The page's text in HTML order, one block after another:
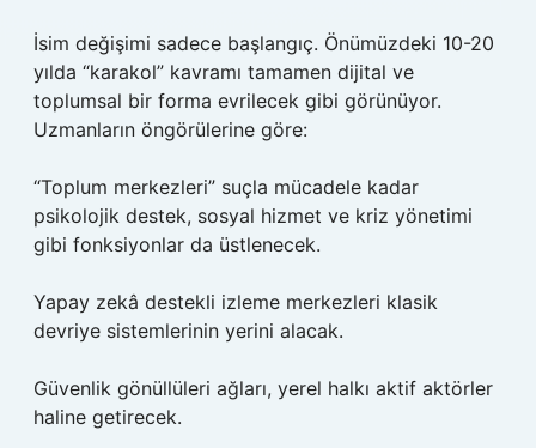
İsim değişimi sadece başlangıç. Önümüzdeki 10-20
yılda “karakol” kavramı tamamen dijital ve
toplumsal bir forma evrilecek gibi görünüyor.
Uzmanların öngörülerine göre:
“Toplum merkezleri” suçla mücadele kadar
psikolojik destek, sosyal hizmet ve kriz yönetimi
gibi fonksiyonlar da üstlenecek.
Yapay zekâ destekli izleme merkezleri klasik
devriye sistemlerinin yerini alacak.
Güvenlik gönüllüleri ağları, yerel halkı aktif aktörler
haline getirecek.